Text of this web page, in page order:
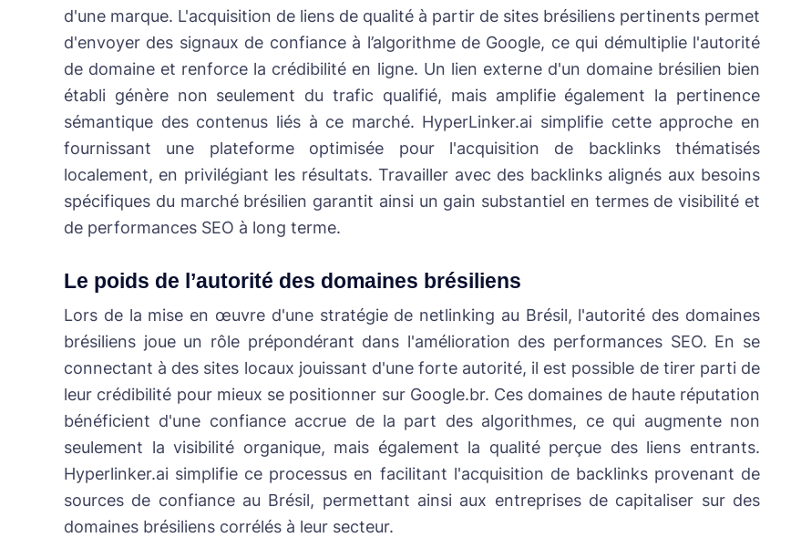
d'une marque. L'acquisition de liens de qualité à partir de sites brésiliens pertinents permet
d'envoyer des signaux de confiance à l’algorithme de Google, ce qui démultiplie l'autorité
de domaine et renforce la crédibilité en ligne. Un lien externe d'un domaine brésilien bien
établi génère non seulement du trafic qualifié, mais amplifie également la pertinence
sémantique des contenus liés à ce marché. HyperLinker.ai simplifie cette approche en
fournissant une plateforme optimisée pour l'acquisition de backlinks thématisés
localement, en privilégiant les résultats. Travailler avec des backlinks alignés aux besoins
spécifiques du marché brésilien garantit ainsi un gain substantiel en termes de visibilité et
de performances SEO à long terme.
Le poids de l’autorité des domaines brésiliens
Lors de la mise en œuvre d'une stratégie de netlinking au Brésil, l'autorité des domaines
brésiliens joue un rôle prépondérant dans l'amélioration des performances SEO. En se
connectant à des sites locaux jouissant d'une forte autorité, il est possible de tirer parti de
leur crédibilité pour mieux se positionner sur Google.br. Ces domaines de haute réputation
bénéficient d'une confiance accrue de la part des algorithmes, ce qui augmente non
seulement la visibilité organique, mais également la qualité perçue des liens entrants.
Hyperlinker.ai simplifie ce processus en facilitant l'acquisition de backlinks provenant de
sources de confiance au Brésil, permettant ainsi aux entreprises de capitaliser sur des
domaines brésiliens corrélés à leur secteur.